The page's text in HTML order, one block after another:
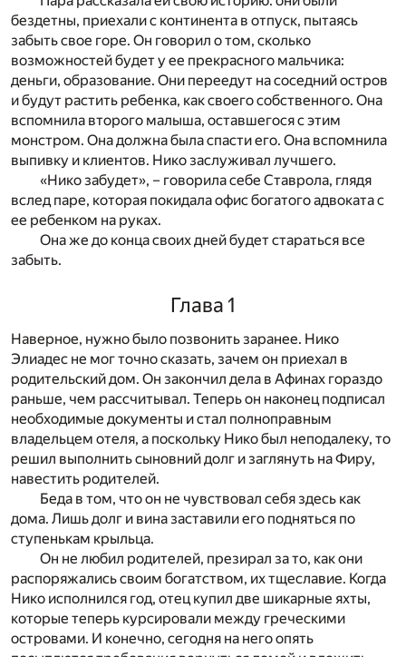
бездетны, приехали с континента в отпуск, пытаясь
забыть свое горе. Он говорил о том, сколько
возможностей будет у ее прекрасного мальчика:
деньги, образование. Они переедут на соседний остров
и будут растить ребенка, как своего собственного. Она
вспомнила второго малыша, оставшегося с этим
монстром. Она должна была спасти его. Она вспомнила
выпивку и клиентов. Нико заслуживал лучшего.
«Нико забудет», – говорила себе Ставрола, глядя
вслед паре, которая покидала офис богатого адвоката с
ее ребенком на руках.
Она же до конца своих дней будет стараться все
забыть.
Глава 1
Наверное, нужно было позвонить заранее. Нико
Элиадес не мог точно сказать, зачем он приехал в
родительский дом. Он закончил дела в Афинах гораздо
раньше, чем рассчитывал. Теперь он наконец подписал
необходимые документы и стал полноправным
владельцем отеля, а поскольку Нико был неподалеку, то
решил выполнить сыновний долг и заглянуть на Фиру,
навестить родителей.
Беда в том, что он не чувствовал себя здесь как
дома. Лишь долг и вина заставили его подняться по
ступенькам крыльца.
Он не любил родителей, презирал за то, как они
распоряжались своим богатством, их тщеславие. Когда
Нико исполнился год, отец купил две шикарные яхты,
которые теперь курсировали между греческими
островами. И конечно, сегодня на него опять